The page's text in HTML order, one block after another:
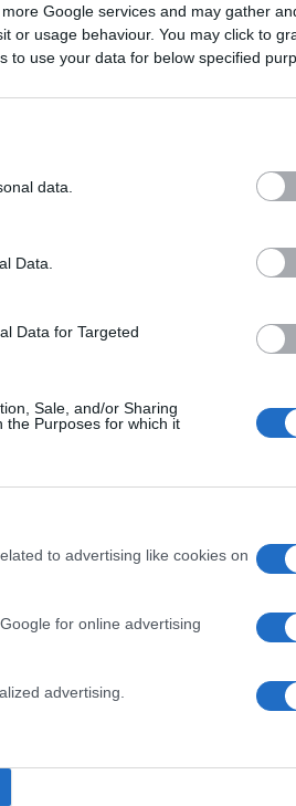
Google services and may gather
or usage behaviour. You may click to
to use your data for below specified
data.
Data.
Data for Targeted
Sale, and/or Sharing
the Purposes for which it
to advertising like cookies on
for online advertising
advertising.
να παραμείνουν τα δύο
της Λεωφόρου Αλεξάνδρας,
τον αστικό χάρτη της